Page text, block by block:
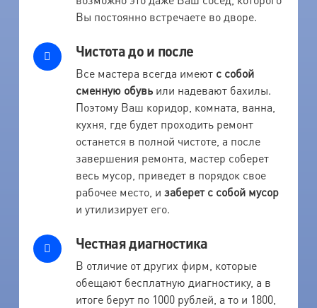
Вы постоянно встречаете во дворе.
Чистота до и после
Все мастера всегда имеют с собой
сменную обувьили надевают бахилы.
Поэтому Ваш коридор, комната, ванна,
кухня, где будет проходить ремонт
останется в полной чистоте, а после
завершения ремонта, мастер соберет
весь мусор, приведет в порядок свое
рабочее место, и заберет с собой мусор
и утилизирует его.
Честная диагностика
В отличие от других фирм, которые
обещают бесплатную диагностику, а в
итоге берут по 1000 рублей, а то и 1800,